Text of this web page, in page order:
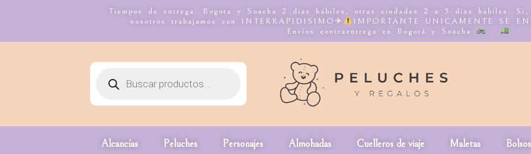
Tiempos de entrega: Bogota y Soacha 2 dias hábiles, otras ciudades 2 a 5 dias hábiles.
nosotros trabajamos con INTERRAPIDISIMO✈
IMPORTANTE UNICAMENTE SE
Envíos contraentrega en Bogotá y Soacha
-
Alcancías Peluches Personajes Almohadas Cuelleros de viaje Maletas Bolsos